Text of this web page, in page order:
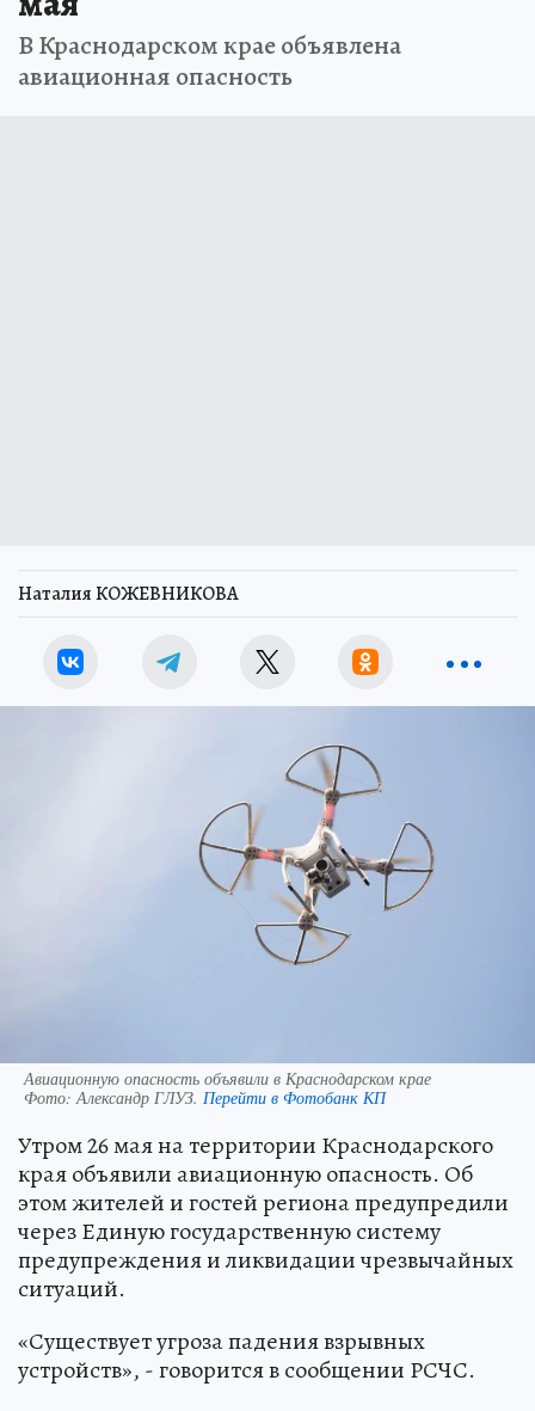
В Краснодарском крае объявлена
авиационная опасность
Наталия КОЖЕВНИКОВА
Авиационную опасность объявили в Краснодарском крае
Фото:Александр ГЛУЗ. Перейти в Фотобанк КП
Утром 26 мая на территории Краснодарского
края объявили авиационную опасность. Об
этом жителей и гостей региона предупредили
через Единую государственную систему
предупреждения и ликвидации чрезвычайных
ситуаций.
«Существует угроза падения взрывных
устройств», - говорится в сообщении РСЧС.